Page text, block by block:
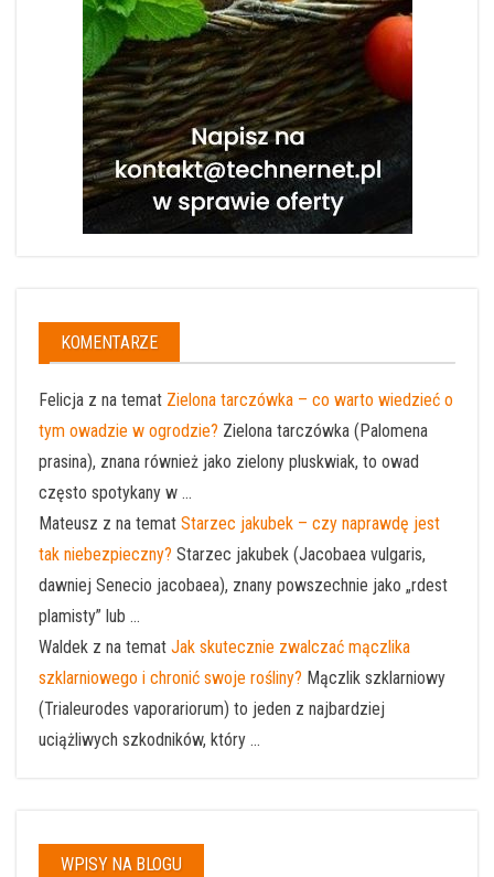
KOMENTARZE
Felicja z na temat Zielona tarczówka – co warto wiedzieć o
tym owadzie w ogrodzie? Zielona tarczówka (Palomena
prasina), znana również jako zielony pluskwiak, to owad
często spotykany w ...
Mateusz z na temat Starzec jakubek – czy naprawdę jest
tak niebezpieczny? Starzec jakubek (Jacobaea vulgaris,
dawniej Senecio jacobaea), znany powszechnie jako „rdest
plamisty” lub ...
Waldek z na temat Jak skutecznie zwalczać mączlika
szklarniowego i chronić swoje rośliny? Mączlik szklarniowy
(Trialeurodes vaporariorum) to jeden z najbardziej
uciążliwych szkodników, który ...
WPISY NA BLOGU